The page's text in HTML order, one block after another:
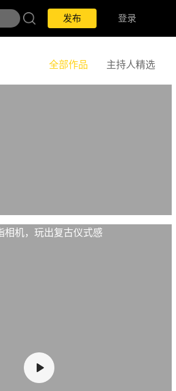
发布 登录
全部作品 主持人精选